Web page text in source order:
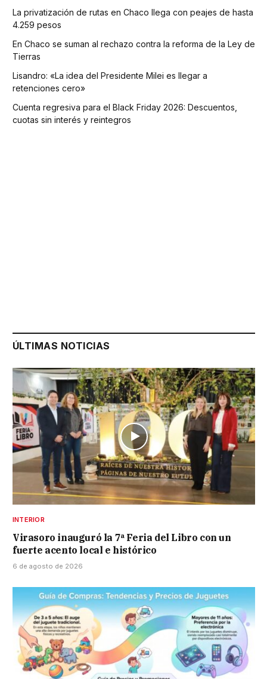
La privatización de rutas en Chaco llega con peajes de hasta
4.259 pesos
En Chaco se suman al rechazo contra la reforma de la Ley de
Tierras
Lisandro: «La idea del Presidente Milei es llegar a
retenciones cero»
Cuenta regresiva para el Black Friday 2026: Descuentos,
cuotas sin interés y reintegros
ÚLTIMAS NOTICIAS
INTERIOR
Virasoro inauguró la 7ª Feria del Libro con un
fuerte acento local e histórico
6 de agosto de 2026